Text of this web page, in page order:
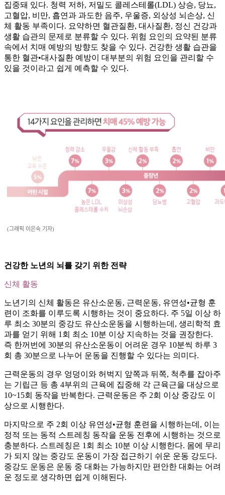
집중돼 있다. 청력 저하, 저밀도 콜레스테롤(LDL) 상승, 당뇨,
고혈압, 비만, 흡연과 과도한 음주, 우울증, 외상성 뇌손상, 신
체 활동 부족이다. 요약하면 혈관질환, 대사질환, 정신 건강과
생활 습관의 문제로 분류할 수 있다. 위험 요인의 요약된 분류
속에서 치매 예방의 방향도 찾을 수 있다. 건강한 생활 습관을
통한 혈관•대사질환 예방이 대부분의 위험 요인을 관리할 수
있을 것이라고 쉽게 예측할 수 있다.
(그래픽 이은숙 기자)
건강한 노년의 뇌를 갖기 위한 전략
신체 활동
노년기의 신체 활동은 유산소운동, 근력운동, 유연성•균형 훈
련이 조화를 이루도록 시행하는 것이 중요하다. 주 5일 이상 하
루 최소 30분의 중강도 유산소운동을 시행하는데, 생리학적 효
과를 얻기 위해 1회 최소 10분 이상 지속하는 것을 권장한다.
즉 한꺼번에 30분의 유산소운동이 어려운 경우 10분씩 하루 3
회 총 30분으로 나누어 운동을 진행할 수 있다는 의미다.
근력운동의 경우 엉덩이와 허벅지 앞쪽과 뒤쪽, 척추를 잡아주
는 기립근 등 총 4부위의 근육에 집중해 각 근육근을 대상으로
10~15회 동작을 반복한다. 근력운동은 주 2회 이상 중강도 이
상으로 시행한다.
마지막으로 주 2회 이상 유연성•균형 훈련을 시행하는데, 이는
정적 또는 동적 스트레칭 동작을 운동 전후에 시행하는 것으로
충분하다. 스트레칭은 1회 최소 10분 이상 시행한다. 몸에 무리
가 되지 않는 중강도 운동이 가장 접근하기 쉬운 운동 강도다.
중강도 운동은 운동 중 대화는 가능하지만 편안한 대화는 어려
운 정도로 생각하면 쉽게 이해된다.